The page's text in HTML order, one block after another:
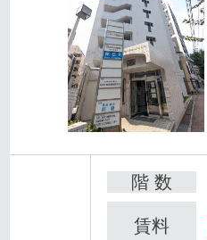
階 数
賃料